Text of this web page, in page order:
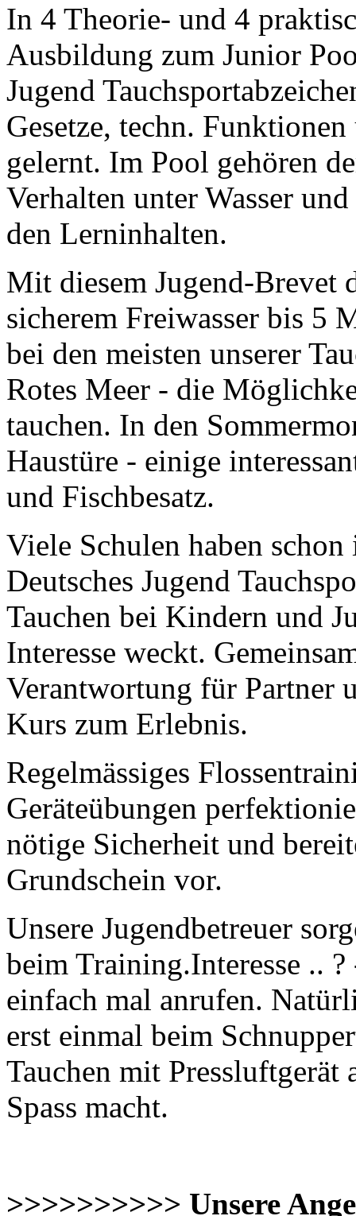
In 4 Theorie- und 4
Ausbildung zum Junior
Jugend
Gesetze, techn.
gelernt. Im Pool gehören
Verhalten unter Wasser
den Lerninhalten.
Mit diesem Jugend-Brevet
sicherem Freiwasser bis 5
bei den meisten unserer
Rotes Meer - die
tauchen. In den
Haustüre - einige
und Fischbesatz.
Viele Schulen haben
Deutsches Jugend
Tauchen bei Kindern und
Interesse weckt.
Verantwortung für Partner
Kurs zum Erlebnis.
Regelmässiges
Geräteübungen
nötige Sicherheit und
Grundschein vor.
Unsere Jugendbetreuer
beim Training.Interesse ..
einfach mal anrufen.
erst einmal beim
Tauchen mit
Spass macht.
>>>>>>>>>> Unsere